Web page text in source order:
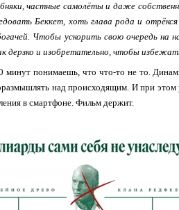
частные самолёты и даже
Беккет, хоть глава рода и
Чтобы ускорить свою очередь на
дерзко и изобретательно, чтобы
понимаешь, что что-то не то.
над происходящим. И при этом
в смартфоне. Фильм держит.